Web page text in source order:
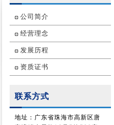
公司简介
经营理念
发展历程
资质证书
联系方式
地址：广东省珠海市高新区唐